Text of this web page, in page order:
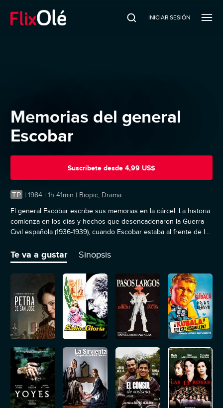
INICIAR SESIÓN
Memorias del general
Escobar
Suscríbete desde 4,99 US$
TP | 1984 | 1h 41min | Biopic, Drama
El general Escobar escribe sus memorias en la cárcel. La historia
comienza en los días y hechos que desencadenaron la Guerra
Civil española (1936-1939), cuando Escobar estaba al frente de la
Te va a gustar Sinopsis